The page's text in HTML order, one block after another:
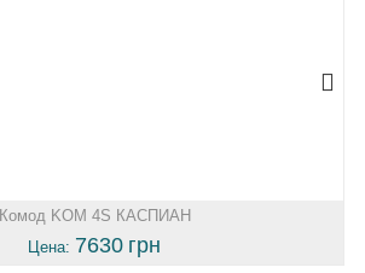
Комод KOM 4S КАСПИАН
Цена: 7630 грн